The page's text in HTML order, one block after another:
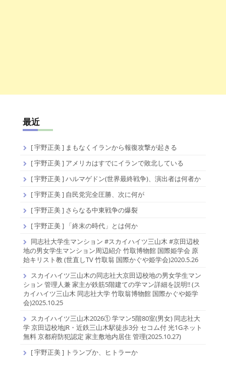
最近
[ 宇野正美 ] まもなくイランから報復攻撃が起きる
[ 宇野正美 ] アメリカはすでにイランで敗北している
[ 宇野正美 ] ハルマゲドン(世界最終戦争)、演出者は何者か
[ 宇野正美 ] 自民党完全圧勝、次に何が
[ 宇野正美 ] さらなる中東戦争の爆裂
[ 宇野正美 ] 「終末の時代」とは何か
同志社大学生マンション #スカイハイツ三山木 #京田辺校
地の男女学生マンション周辺紹介 竹取博物館 国際姫学会 原
始キリスト教 (世直しTV 竹取翁 国際かぐや姫学会)2020.5.26
スカイハイツ三山木の同志社大京田辺校地の男女学生マン
ション 管理人兼 家主が鉄筋5階建ての学マン詳細を説明!! (ス
カイハイツ三山木 同志社大学 竹取翁博物館 国際かぐや姫学
会)2025.10.25
スカイハイツ三山木2026① 学マン5階80室(男女) 同志社大
学 京田辺校地JR・近鉄三山木駅徒歩3分 セコム付 光1Gネット
無料 京都府防犯認定 家主敷地内居住 管理(2025.10.27)
[ 宇野正美 ] トランプか、ヒトラーか